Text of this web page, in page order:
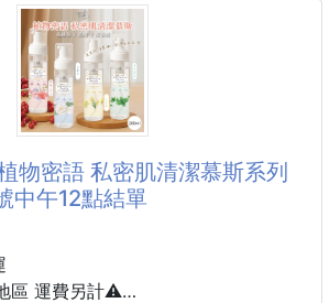
防破損
又簡單！
曬
但私密肌膚真的有「溫柔洗」嗎？
濃、清潔感太強，私密部位更適合使
SOONSU私密潔淨露
，遇水可搓揉出細緻泡沫，溫和帶走
污
更舒服。
物密語 私密肌清潔慕斯系列
午12點結單
區 運費另計⚠️